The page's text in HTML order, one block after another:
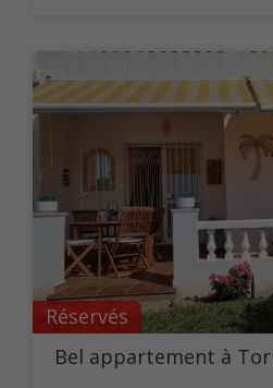
Réservés
Bel appartement à